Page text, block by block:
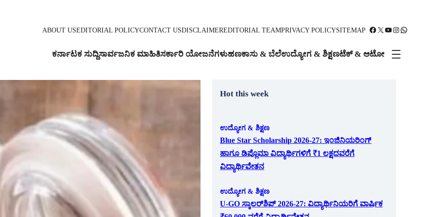
ABOUT USEDITORIAL POLICYCONTACT USDISCLAIMEREDITORIAL TEAMPRIVACY POLICYSITEMAP Facebook X YouTube Instagram WhatsApp
ಕರ್ನಾಟಕ ಸುದ್ದಿಸಾರ್ವಜನಿಕ ಮಾಹಿತಿಸರ್ಕಾರಿ ಯೋಜನೆಗಳುಹಣಕಾಸು & ಬೆಲೆಉದ್ಯೋಗ & ಶಿಕ್ಷಣಟೆಕ್ & ಆಟೋ
Hot this week
ಉದ್ಯೋಗ & ಶಿಕ್ಷಣ
Blue Star Scholarship 2026-27: ಇಂಜಿನಿಯರಿಂಗ್
ಹಾಗೂ ಡಿಪ್ಲೊಮಾ ವಿದ್ಯಾರ್ಥಿಗಳಿಗೆ ₹1 ಲಕ್ಷದವರೆಗೆ
ವಿದ್ಯಾರ್ಥಿವೇತನ
ಉದ್ಯೋಗ & ಶಿಕ್ಷಣ
U-GO ಸ್ಕಾಲರ್‌ಶಿಪ್ 2026-27: ವಿದ್ಯಾರ್ಥಿನಿಯರಿಗೆ ವಾರ್ಷಿಕ